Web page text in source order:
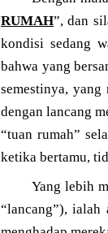
RUMAH”, dan
kondisi sedang
bahwa yang
semestinya,
dengan lancang
“tuan rumah”
ketika bertamu,
Yang lebih
“lancang”),